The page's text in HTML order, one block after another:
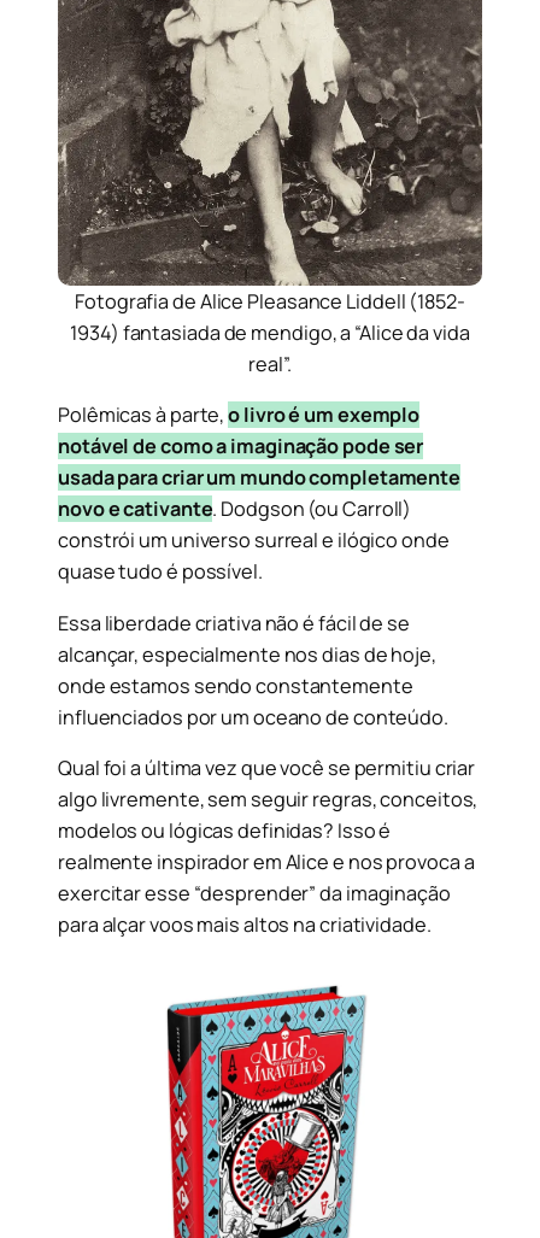
Fotografia de Alice Pleasance Liddell (1852-
1934) fantasiada de mendigo, a “Alice da vida
real”.
Polêmicas à parte,o livro é um exemplo
notável de como a imaginação pode ser
usada para criar um mundo completamente
novo e cativante. Dodgson (ou Carroll)
constrói um universo surreal e ilógico onde
quase tudo é possível.
Essa liberdade criativa não é fácil de se
alcançar, especialmente nos dias de hoje,
onde estamos sendo constantemente
influenciados por um oceano de conteúdo.
Qual foi a última vez que você se permitiu criar
algo livremente, sem seguir regras, conceitos,
modelos ou lógicas definidas? Isso é
realmente inspirador em Alice e nos provoca a
exercitar esse “desprender” da imaginação
para alçar voos mais altos na criatividade.